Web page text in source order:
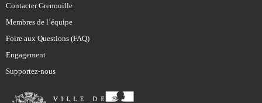
Contacter Grenouille
Membres de l’équipe
Foire aux Questions (FAQ)
Engagement
Supportez-nous